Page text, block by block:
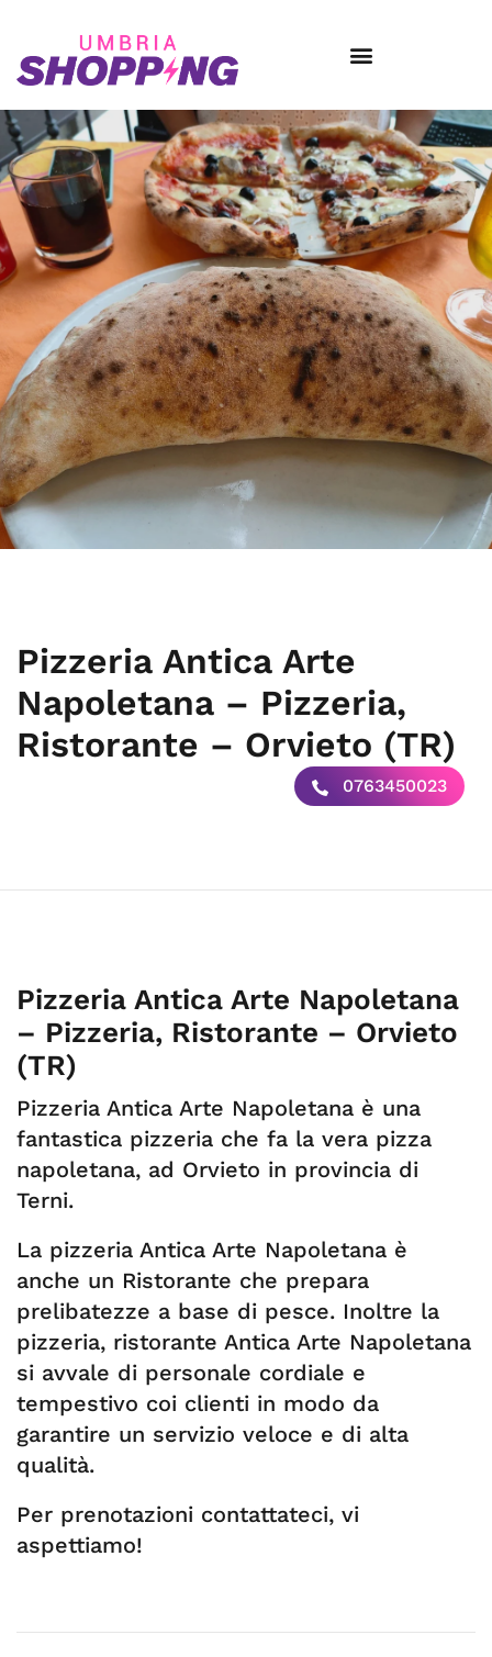
Pizzeria Antica Arte
Napoletana – Pizzeria,
Ristorante – Orvieto (TR)
0763450023
Pizzeria Antica Arte Napoletana
– Pizzeria, Ristorante – Orvieto
(TR)
Pizzeria Antica Arte Napoletana è una
fantastica pizzeria che fa la vera pizza
napoletana, ad Orvieto in provincia di
Terni.
La pizzeria Antica Arte Napoletana è
anche un Ristorante che prepara
prelibatezze a base di pesce. Inoltre la
pizzeria, ristorante Antica Arte Napoletana
si avvale di personale cordiale e
tempestivo coi clienti in modo da
garantire un servizio veloce e di alta
qualità.
Per prenotazioni contattateci, vi
aspettiamo!